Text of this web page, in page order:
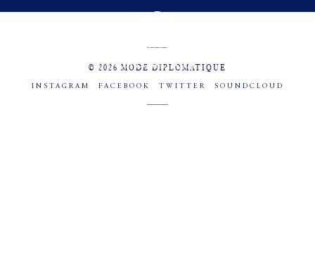
© 2026 MODE DIPLOMATIQUE
INSTAGRAM FACEBOOK TWITTER SOUNDCLOUD